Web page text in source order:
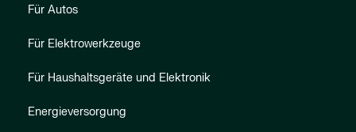
Für Autos
Für Elektrowerkzeuge
Für Haushaltsgeräte und Elektronik
Energieversorgung